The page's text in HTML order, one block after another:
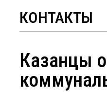
КОНТАКТЫ
Казанцы